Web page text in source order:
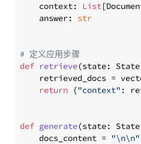
    context:
List
    answer:
str
# 定义应用步骤
def retrieve(state: State
retrieved_docs =
return {"context" :
def generate(state: State
    docs_content =
"\n\n"